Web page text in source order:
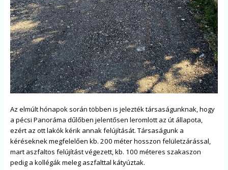
Az elmúlt hónapok során többen is jelezték társaságunknak, hogy
a pécsi Panoráma dűlőben jelentősen leromlott az út állapota,
ezért az ott lakók kérik annak felújítását. Társaságunk a
kéréseknek megfelelően kb. 200 méter hosszon felületzárással,
mart aszfaltos felújítást végezett, kb. 100 méteres szakaszon
pedig a kollégák meleg aszfalttal kátyúztak.